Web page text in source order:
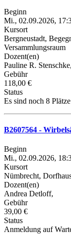
Beginn
Mi., 02.09.2026,
Kursort
Bergneustadt,
Versammlungsraum
Dozent(en)
Pauline R. Stenschke,
Gebühr
118,00 €
Status
Es sind noch 8
B2607564 -
Beginn
Mi., 02.09.2026,
Kursort
Nümbrecht,
Dozent(en)
Andrea Detloff,
Gebühr
39,00 €
Status
Anmeldung auf